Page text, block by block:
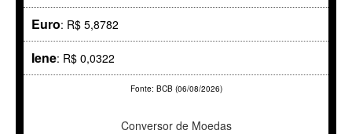
Euro: R$ 5,8782
Iene: R$ 0,0322
Fonte: BCB (06/08/2026)
Conversor de Moedas